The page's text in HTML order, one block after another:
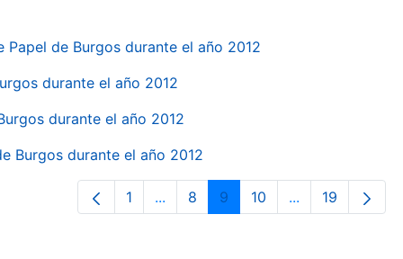
de Burgos durante el año 2012
durante el año 2012
durante el año 2012
Burgos durante el año 2012
Página
1 ...Páginas intermedias Use TAB para
Página
8 Página
9 Página
10 ...PáginasPágina
19